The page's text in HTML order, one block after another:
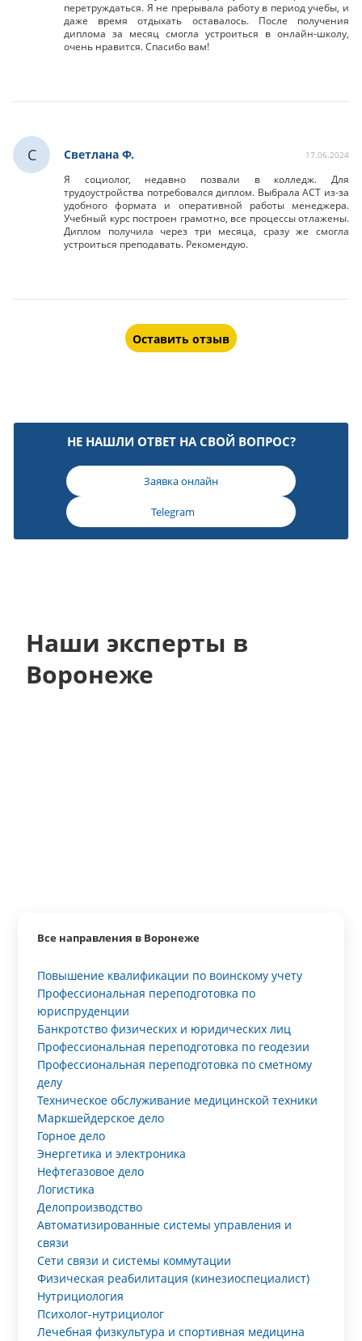
перетруждаться. Я не прерывала работу в период учебы, и
даже время отдыхать оставалось. После получения
диплома за месяц смогла устроиться в онлайн-школу,
очень нравится. Спасибо вам!
С Светлана Ф. 17.06.2024
Я социолог, недавно позвали в колледж. Для
трудоустройства потребовался диплом. Выбрала АСТ из-за
удобного формата и оперативной работы менеджера.
Учебный курс построен грамотно, все процессы отлажены.
Диплом получила через три месяца, сразу же смогла
устроиться преподавать. Рекомендую.
Оставить отзыв
НЕ НАШЛИ ОТВЕТ НА СВОЙ ВОПРОС?
Заявка онлайн
Telegram
Наши эксперты в
Воронеже
Все направления в Воронеже
Повышение квалификации по воинскому учету
Профессиональная переподготовка по
юриспруденции
Банкротство физических и юридических лиц
Профессиональная переподготовка по геодезии
Профессиональная переподготовка по сметному
делу
Техническое обслуживание медицинской техники
Маркшейдерское дело
Горное дело
Энергетика и электроника
Нефтегазовое дело
Логистика
Делопроизводство
Автоматизированные системы управления и
связи
Сети связи и системы коммутации
Физическая реабилитация (кинезиоспециалист)
Нутрициология
Психолог-нутрициолог
Лечебная физкультура и спортивная медицина